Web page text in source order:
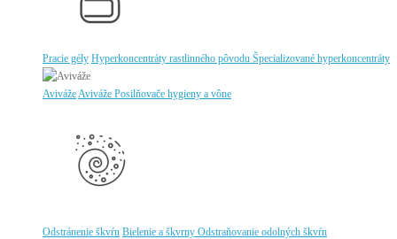
Pracie gély Hyperkoncentráty rastlinného pôvodu Špecializované hyperkoncentráty
AvivážeAviváže Posilňovače hygieny a vône
Odstránenie škvŕn Bielenie a škvrny Odstraňovanie odolných škvŕn